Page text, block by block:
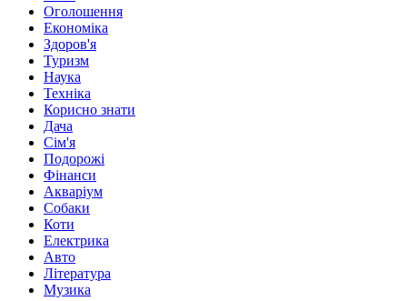
Оголошення
Економіка
Здоров'я
Туризм
Наука
Техніка
Корисно знати
Дача
Сім'я
Подорожі
Фінанси
Акваріум
Собаки
Коти
Електрика
Авто
Література
Музика